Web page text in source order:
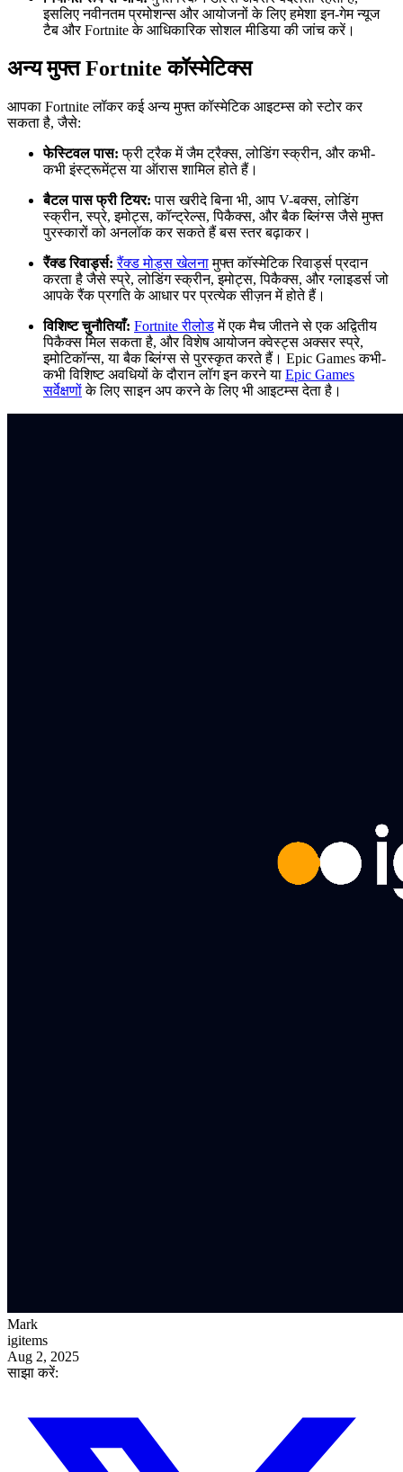
इसलिए नवीनतम प्रमोशन्स और आयोजनों के लिए हमेशा इन-गेम न्यूज
टैब और Fortnite के आधिकारिक सोशल मीडिया की जांच करें।
अन्य मुफ्त Fortnite कॉस्मेटिक्स
आपका Fortnite लॉकर कई अन्य मुफ्त कॉस्मेटिक आइटम्स को स्टोर कर
सकता है, जैसे:
फेस्टिवल पास:फ्री ट्रैक में जैम ट्रैक्स, लोडिंग स्क्रीन, और कभी-
कभी इंस्ट्रूमेंट्स या ऑरास शामिल होते हैं।
बैटल पास फ्री टियर:पास खरीदे बिना भी, आप V-बक्स, लोडिंग
स्क्रीन, स्प्रे, इमोट्स, कॉन्ट्रेल्स, पिकैक्स, और बैक ब्लिंग्स जैसे मुफ्त
पुरस्कारों को अनलॉक कर सकते हैं बस स्तर बढ़ाकर।
रैंक्ड रिवार्ड्स: रैंक्ड मोड्स खेलनामुफ्त कॉस्मेटिक रिवार्ड्स प्रदान
करता है जैसे स्प्रे, लोडिंग स्क्रीन, इमोट्स, पिकैक्स, और ग्लाइडर्स जो
आपके रैंक प्रगति के आधार पर प्रत्येक सीज़न में होते हैं।
विशिष्ट चुनौतियाँ: Fortnite रीलोडमें एक मैच जीतने से एक अद्वितीय
पिकैक्स मिल सकता है, और विशेष आयोजन क्वेस्ट्स अक्सर स्प्रे,
इमोटिकॉन्स, या बैक ब्लिंग्स से पुरस्कृत करते हैं। Epic Games कभी-
कभी विशिष्ट अवधियों के दौरान लॉग इन करने या Epic Games
सर्वेक्षणोंके लिए साइन अप करने के लिए भी आइटम्स देता है।
Mark
igitems
Aug 2, 2025
साझा करें: